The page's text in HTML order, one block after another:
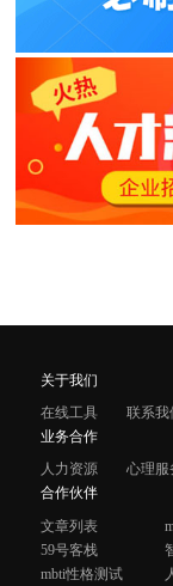
关于我们
在线工具
联系我
业务合作
人力资源
心理服
合作伙伴
文章列表
59号客栈
mbti性格测试